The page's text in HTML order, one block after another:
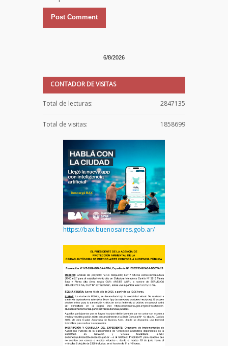
6/8/2026
CONTADOR DE VISITAS
2847135
Total de lecturas:
1858699
Total de visitas:
https://bax.buenosaires.gob.ar/